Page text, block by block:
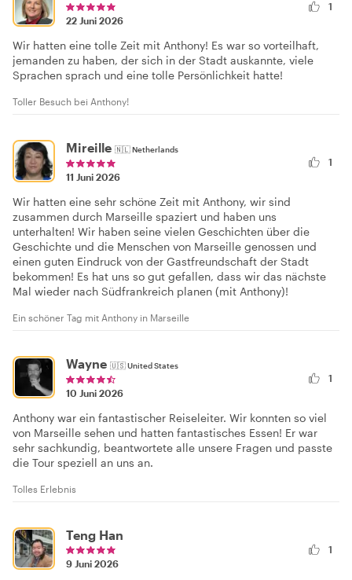
22 Juni 2026
1
Wir hatten eine tolle Zeit mit Anthony! Es war so vorteilhaft,
jemanden zu haben, der sich in der Stadt auskannte, viele
Sprachen sprach und eine tolle Persönlichkeit hatte!
Toller Besuch bei Anthony!
Mireille 🇳🇱Netherlands
11 Juni 2026
1
Wir hatten eine sehr schöne Zeit mit Anthony, wir sind
zusammen durch Marseille spaziert und haben uns
unterhalten! Wir haben seine vielen Geschichten über die
Geschichte und die Menschen von Marseille genossen und
einen guten Eindruck von der Gastfreundschaft der Stadt
bekommen! Es hat uns so gut gefallen, dass wir das nächste
Mal wieder nach Südfrankreich planen (mit Anthony)!
Ein schöner Tag mit Anthony in Marseille
Wayne 🇺🇸United States
10 Juni 2026
1
Anthony war ein fantastischer Reiseleiter. Wir konnten so viel
von Marseille sehen und hatten fantastisches Essen! Er war
sehr sachkundig, beantwortete alle unsere Fragen und passte
die Tour speziell an uns an.
Tolles Erlebnis
Teng Han
9 Juni 2026
1